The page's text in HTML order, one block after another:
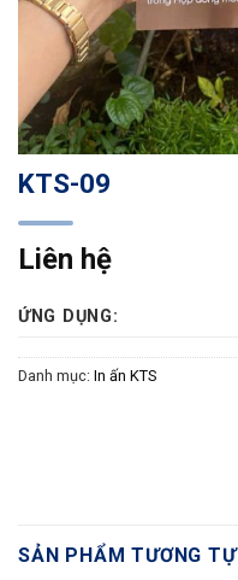
KTS-09
Liên hệ
ỨNG DỤNG:
Danh mục: In ấn KTS
SẢN PHẨM TƯƠNG TỰ